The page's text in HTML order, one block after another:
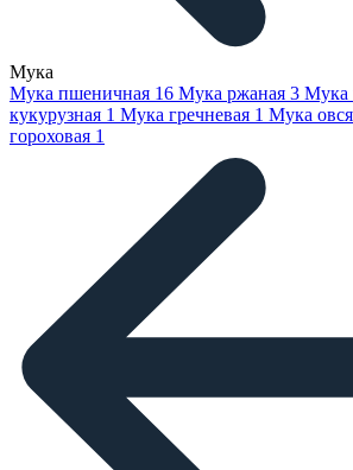
Мука
Мука пшеничная 16 Мука ржаная 3 Мука
кукурузная 1 Мука гречневая 1 Мука
гороховая 1